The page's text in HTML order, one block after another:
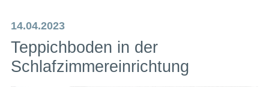
14.04.2023
Teppichboden in der
Schlafzimmereinrichtung